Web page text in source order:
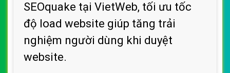
SEOquake tại VietWeb, tối ưu tốc
độ load website giúp tăng trải
nghiệm người dùng khi duyệt
website.